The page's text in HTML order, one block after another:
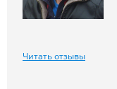
Читать отзывы